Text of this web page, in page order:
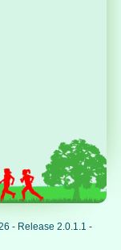
- Release 2.0.1.1 -